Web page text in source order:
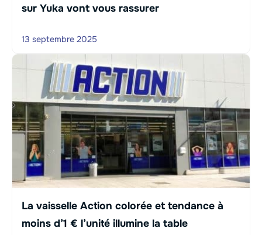
sur Yuka vont vous rassurer
13 septembre 2025
La vaisselle Action colorée et tendance à
moins d’1 € l’unité illumine la table